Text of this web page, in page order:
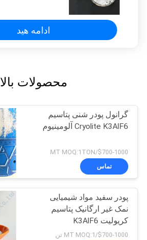
ادامه هید
محصولات بالا
گرانول پودر شنی پتاسیم
Cryolite K3AlF6 آلومینیوم
$700-1000/MT MOQ:1TON
تماس
پودر سفید مواد شیمیایی
نمک غیر ارگانیک پتاسیم
کریولیت K3AlF6
$700-1000/MT MOQ:1 تن